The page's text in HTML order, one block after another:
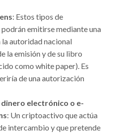
: Estos tipos de
emitirse mediante una
autoridad nacional
la emisión y de su libro
como white paper). Es
de una autorización
dinero electrónico o e-
: Un criptoactivo que actúa
intercambio y que pretende